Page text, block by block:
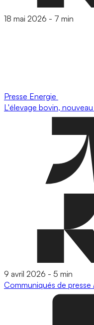
18 mai 2026 - 7 min
Presse Energie
L'élevage bovin,
9 avril 2026 - 5 min
Communiqués de presse